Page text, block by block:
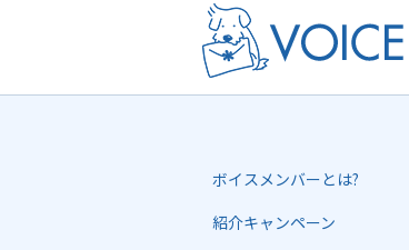
ボイスメンバーとは?
紹介キャンペーン